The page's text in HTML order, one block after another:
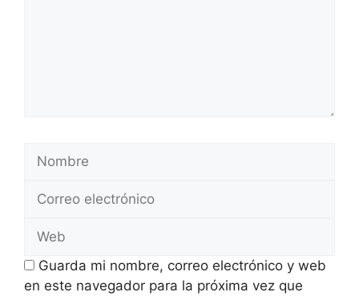
Nombre
Correo
Web
Guarda mi nombre, correo electrónico y web
en este navegador para la próxima vez que